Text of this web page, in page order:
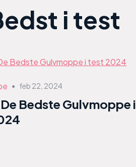
i test
● feb 22, 2024
De Bedste Gulvmoppe i